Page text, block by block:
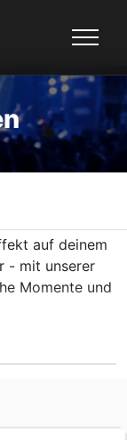
auf deinem
- mit unserer
Momente und